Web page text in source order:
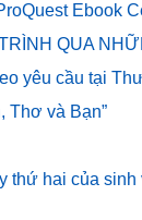
Ebook
QUA
yêu cầu tại
Thơ và Bạn”
hai của